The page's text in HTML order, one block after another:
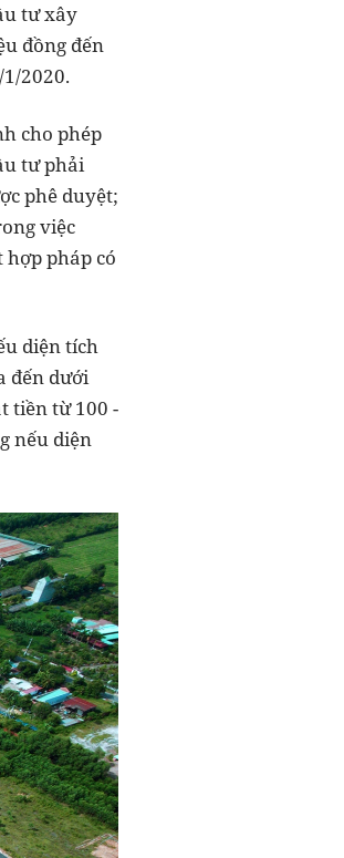
tư xây
đồng đến
2020.
cho phép
tư phải
phê duyệt;
việc
pháp có
diện tích
đến dưới
tiền từ 100 -
nếu diện